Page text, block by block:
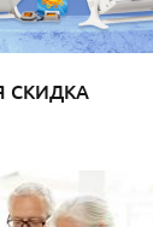
СКИДКА